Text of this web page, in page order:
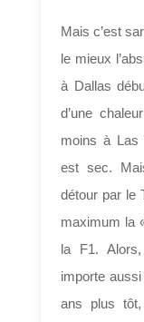
Mais c’est
le mieux
à Dallas
d’une
moins à Las
est sec.
détour par le
maximum la
la F1.
importe
ans plus tôt,